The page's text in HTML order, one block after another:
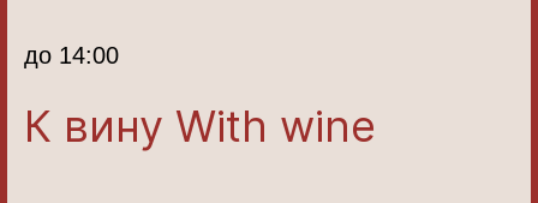
до 14:00
К вину With wine